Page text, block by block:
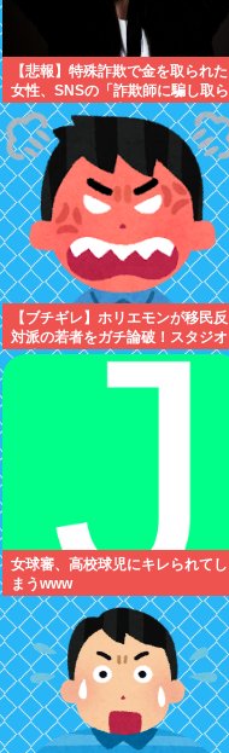
【悲報】特殊詐欺で金を取られた
女性、SNSの「詐欺師に騙し取ら
れたお金、取り戻せます」」に釣
られさらに240万円失うwww
【ブチギレ】ホリエモンが移民反
対派の若者をガチ論破！スタジオ
が凍りついた瞬間がヤバすぎる…
女球審、高校球児にキレられてし
まうwww